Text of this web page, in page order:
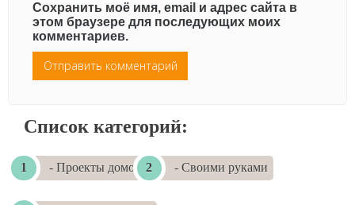
Сохранить моё имя, email и адрес сайта в
этом браузере для последующих моих
комментариев.
Список категорий:
- Проекты домов - Своими руками